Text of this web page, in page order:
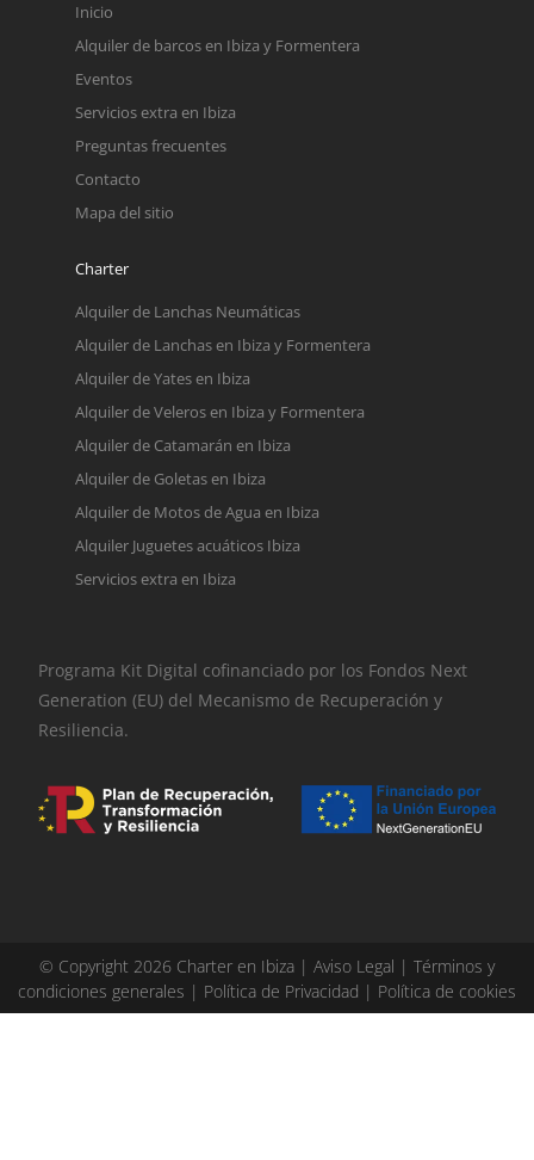
Inicio
Alquiler de barcos en Ibiza y Formentera
Eventos
Servicios extra en Ibiza
Preguntas frecuentes
Contacto
Mapa del sitio
Charter
Alquiler de Lanchas Neumáticas
Alquiler de Lanchas en Ibiza y Formentera
Alquiler de Yates en Ibiza
Alquiler de Veleros en Ibiza y Formentera
Alquiler de Catamarán en Ibiza
Alquiler de Goletas en Ibiza
Alquiler de Motos de Agua en Ibiza
Alquiler Juguetes acuáticos Ibiza
Servicios extra en Ibiza
Programa Kit Digital cofinanciado por los Fondos Next
Generation (EU) del Mecanismo de Recuperación y
Resiliencia.
© Copyright 2026 Charter en Ibiza | Aviso Legal | Términos y
condiciones generales | Política de Privacidad | Política de cookies